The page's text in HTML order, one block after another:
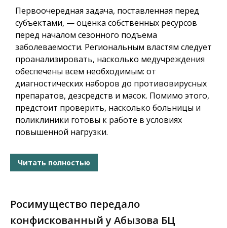
Первоочередная задача, поставленная перед
субъектами, — оценка собственных ресурсов
перед началом сезонного подъема
заболеваемости. Региональным властям следует
проанализировать, насколько медучреждения
обеспечены всем необходимым: от
диагностических наборов до противовирусных
препаратов, дезсредств и масок. Помимо этого,
предстоит проверить, насколько больницы и
поликлиники готовы к работе в условиях
повышенной нагрузки.
Читать полностью
Росимущество передало
конфискованный у Абызова БЦ